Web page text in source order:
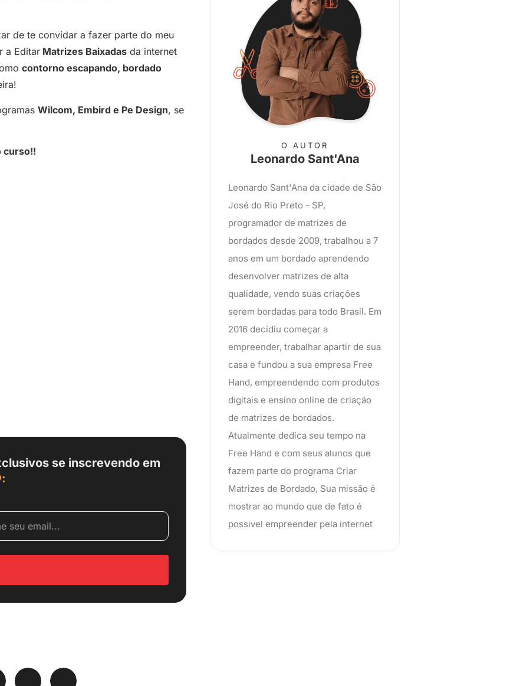
de te convidar a fazer parte do meu
a Editar Matrizes Baixadas da internet
contorno escapando, bordado
Wilcom, Embird e Pe Design, se
curso!!
se inscrevendo em
O AUTOR
Leonardo Sant'Ana
Leonardo Sant'Ana da cidade de São
José do Rio Preto - SP,
programador de matrizes de
bordados desde 2009, trabalhou a 7
anos em um bordado aprendendo
desenvolver matrizes de alta
qualidade, vendo suas criações
serem bordadas para todo Brasil. Em
2016 decidiu começar a
empreender, trabalhar apartir de sua
casa e fundou a sua empresa Free
Hand, empreendendo com produtos
digitais e ensino online de criação
de matrizes de bordados.
Atualmente dedica seu tempo na
Free Hand e com seus alunos que
fazem parte do programa Criar
Matrizes de Bordado, Sua missão é
mostrar ao mundo que de fato é
possivel empreender pela internet